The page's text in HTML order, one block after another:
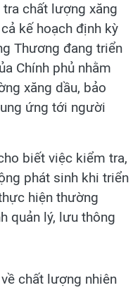
chất lượng xăng
kế hoạch định kỳ
Thương đang triển
Chính phủ nhằm
xăng dầu, bảo
ứng tới người
biết việc kiểm tra,
phát sinh khi triển
hiện thường
quản lý, lưu thông
chất lượng nhiên